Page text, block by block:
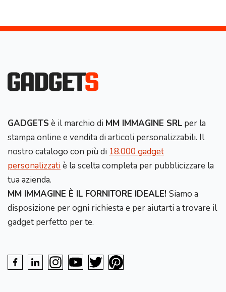
GADGETS è il marchio di MM IMMAGINE SRL per la
stampa online e vendita di articoli personalizzabili. Il
nostro catalogo con più di 18.000 gadget
personalizzatiè la scelta completa per pubblicizzare la
tua azienda.
MM IMMAGINE È IL FORNITORE IDEALE! Siamo a
disposizione per ogni richiesta e per aiutarti a trovare il
gadget perfetto per te.